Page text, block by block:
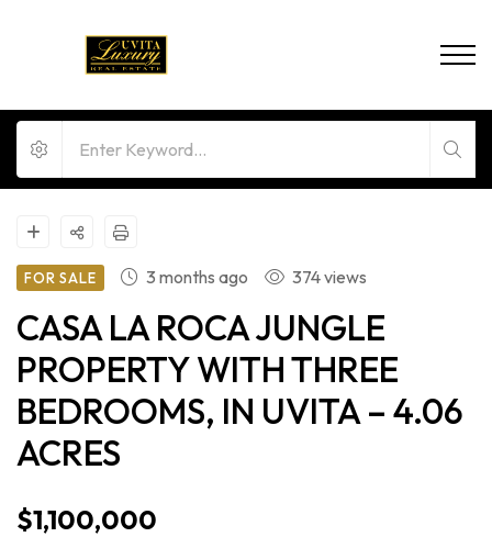
FOR SALE 3 months ago 374 views
CASA LA ROCA JUNGLE
PROPERTY WITH THREE
BEDROOMS, IN UVITA – 4.06
ACRES
$1,100,000